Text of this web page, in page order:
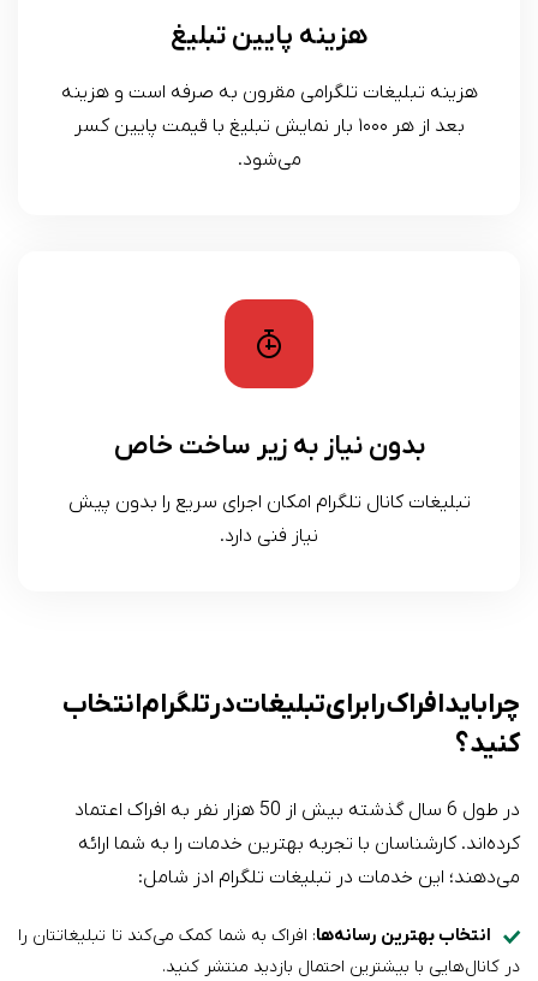
هزینه پایین تبلیغ
هزینه تبلیغات تلگرامی مقرون به صرفه است و هزینه
بعد از هر ۱۰۰۰ بار نمایش تبلیغ با قیمت پایین کسر
می‌شود.
بدون نیاز به زیر ساخت خاص
تبلیغات کانال تلگرام امکان اجرای سریع را بدون پیش
نیاز فنی دارد.
چرا باید افراک را برای تبلیغات در تلگرام انتخاب
کنید؟
در طول 6 سال گذشته بیش از 50 هزار نفر به افراک اعتماد
کرده‌اند. کارشناسان با تجربه بهترین خدمات را به شما ارائه
می‌دهند؛ این خدمات در تبلیغات تلگرام ادز شامل:
انتخاب بهترین رسانه‌ها: افراک به شما کمک می‌کند تا تبلیغاتتان را
در کانال‌هایی با بیشترین احتمال بازدید منتشر کنید.